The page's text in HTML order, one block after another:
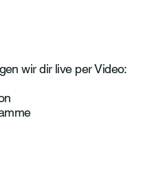
wir dir live per Video: